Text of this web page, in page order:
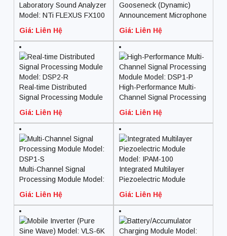
Laboratory Sound Analyzer
Model: NTi FLEXUS FX100
Giá: Liên Hệ
Gooseneck (Dynamic)
Announcement Microphone
Giá: Liên Hệ
Real-time Distributed
Signal Processing Module
Giá: Liên Hệ
High-Performance Multi-
Channel Signal Processing
Giá: Liên Hệ
Multi-Channel Signal
Processing Module Model:
Giá: Liên Hệ
Integrated Multilayer
Piezoelectric Module
Giá: Liên Hệ